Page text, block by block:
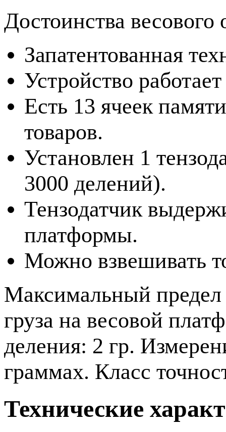
Достоинства
Запатентованная
Устройство
Есть 13 ячеек
товаров.
Установлен 1
3000 делений).
Тензодатчик
платформы.
Можно взвешивать
Максимальный
груза на весовой
деления: 2 гр.
граммах. Класс
Технические